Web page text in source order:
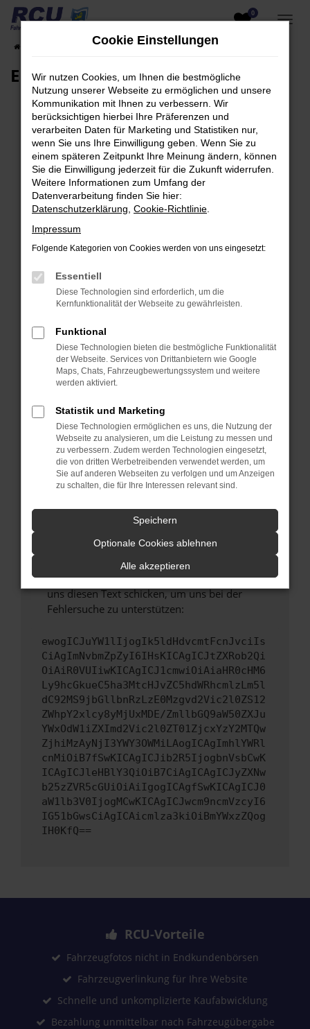
Zum
Hauptinhalt
springen
0
EU-Fahrzeuge am Lager Fahrzeugsuche
EU-Neuwagen für Händler
Fehler: Network Error
Beim Laden ist ein Fehler aufgetreten.
Hier sind ein paar Tipps, die dir helfen können:
Überprüfe deine Firewall und deine
Laden andere Webseiten, zum Beispiel deine
Suchmaschine?
Prüfe deine Browsererweiterungen.
Manche Erweiterungen, wie Werbeblocker,
können das Laden bestimmter Seiten
anderen Browser oder in einem privaten
Fenster?
Starte dein Gerät neu.
Das kann manchmal helfen, vorübergehende
Stelle sicher, dass dein Browser und dein
Betriebssystem auf dem neuesten Stand
sind.
Veraltete Software birgt nicht nur ein
Sicherheitsrisiko, sondern kann auch dazu
unterstützt werden.
Wenn du alle oben genannten Schritte versucht
hast, kontaktiere uns bitte. Wir werden
versuchen, das Problem zu beheben. Du kannst
uns diesen Text schicken, um uns bei der
Fehlersuche zu unterstützen:
ewogICJuYW1lIjogIk5ldHdvcmtFcnJvciIs
CiAgImNvbmZpZyI6IHsKICAgICJtZXRob2Qi
OiAiR0VUIiwKICAgICJ1cmwiOiAiaHR0cHM6
Ly9hcGkueC5ha3MtcHJvZC5hdWRhcmlzLm5l
dC92MS9jbGllbnRzLzE0Mzgvd2Vic2l0ZS12
ZWhpY2xlcy8yMjUxMDE/ZmllbGQ9aW50ZXJu
YWxOdW1iZXImd2Vic2l0ZT01ZjcxYzY2MTQw
ZjhiMzAyNjI3YWY3OWMiLAogICAgImhlYWRl
cnMiOiB7fSwKICAgICJib2R5IjogbnVsbCwK
ICAgICJleHBlY3QiOiB7CiAgICAgICJyZXNw
b25zZVR5cGUiOiAiIgogICAgfSwKICAgICJ0
aW1lb3V0IjogMCwKICAgICJwcm9ncmVzcyI6
IG51bGwsCiAgICAicmlza3kiOiBmYWxzZQog
IH0KfQ==
RCU-Vorteile
Fahrzeugfotos nicht in Endkundenbörsen
Fahrzeugverlinkung für Ihre Website
Schnelle und unkomplizierte Kaufabwicklung
Bezahlung unmittelbar nach Fahrzeugübergabe
Cookie Einstellungen
Wir nutzen Cookies, um Ihnen die bestmögliche
Nutzung unserer Webseite zu ermöglichen und unsere
Kommunikation mit Ihnen zu verbessern. Wir
berücksichtigen hierbei Ihre Präferenzen und
verarbeiten Daten für Marketing und Statistiken nur,
wenn Sie uns Ihre Einwilligung geben. Wenn Sie zu
einem späteren Zeitpunkt Ihre Meinung ändern, können
Sie die Einwilligung jederzeit für die Zukunft widerrufen.
Weitere Informationen zum Umfang der
Datenverarbeitung finden Sie hier:
Datenschutzerklärung Cookie-Richtlinie
Impressum
Folgende Kategorien von Cookies werden von uns eingesetzt:
Essentiell
Diese Technologien sind erforderlich, um die
Kernfunktionalität der Webseite zu gewährleisten.
Funktional
Diese Technologien bieten die bestmögliche Funktionalität
der Webseite. Services von Drittanbietern wie Google
Maps, Chats, Fahrzeugbewertungssystem und weitere
werden aktiviert.
Statistik und Marketing
Diese Technologien ermöglichen es uns, die Nutzung der
Webseite zu analysieren, um die Leistung zu messen und
zu verbessern. Zudem werden Technologien eingesetzt,
die von dritten Werbetreibenden verwendet werden, um
Sie auf anderen Webseiten zu verfolgen und um Anzeigen
zu schalten, die für Ihre Interessen relevant sind.
Speichern
Optionale Cookies ablehnen
Alle akzeptieren